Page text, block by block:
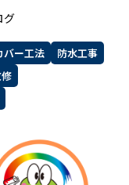
い
質問
グ
バー工法
防水工事